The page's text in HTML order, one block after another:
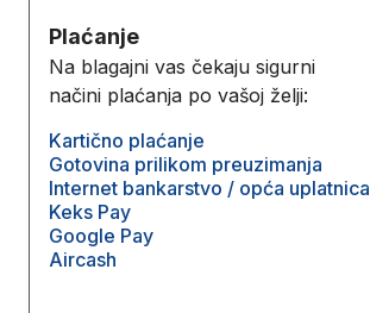
Plaćanje
Na blagajni vas čekaju sigurni
načini plaćanja po vašoj želji:
Kartično plaćanje
Gotovina prilikom preuzimanja
Internet bankarstvo / opća uplatnica
Keks Pay
Google Pay
Aircash